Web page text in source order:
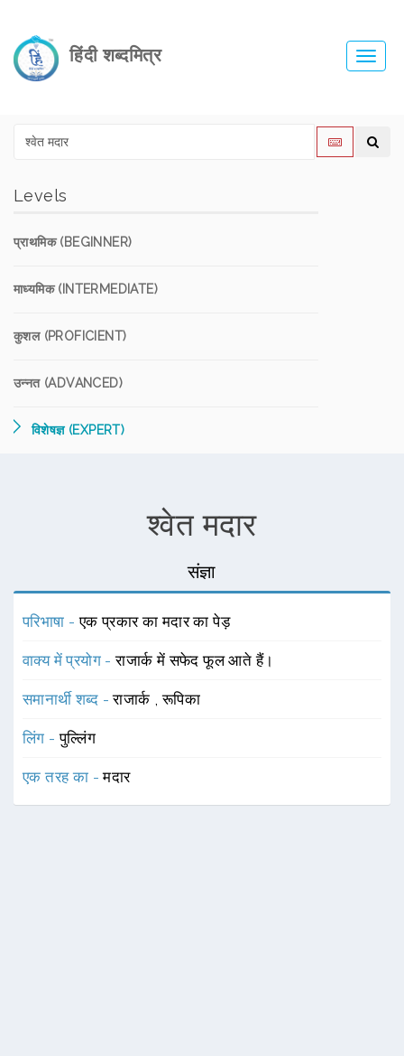
हिंदी शब्दमित्र
Levels
प्राथमिक (BEGINNER)
माध्यमिक (INTERMEDIATE)
कुशल (PROFICIENT)
उन्नत (ADVANCED)
विशेषज्ञ (EXPERT)
श्वेत मदार
संज्ञा
परिभाषा -एक प्रकार का मदार का पेड़
वाक्य में प्रयोग -राजार्क में सफेद फूल आते हैं।
समानार्थी शब्द -राजार्क ,रूपिका
लिंग -पुल्लिंग
एक तरह का -मदार